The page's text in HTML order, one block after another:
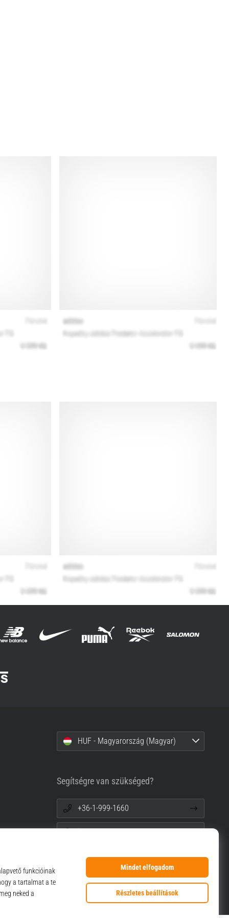
HUF - Magyarország (Magyar)
Segítségre van szükséged?
+36-1-999-1660
info@top4sport.hu